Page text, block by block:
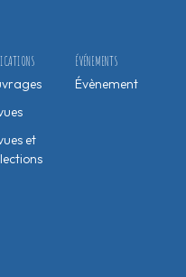
ÉVÉNEMENTS
Évènement
et